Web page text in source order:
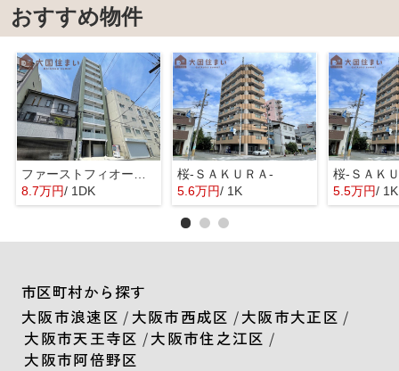
おすすめ物件
8.7万円/ 1DK
桜-ＳＡＫＵＲＡ-
5.6万円/ 1K
桜-ＳＡＫ
5.5万円/ 1K
市区町村から探す
大阪市浪速区 / 大阪市西成区 /大阪市大正区 /
大阪市天王寺区 /大阪市住之江区 /
大阪市阿倍野区